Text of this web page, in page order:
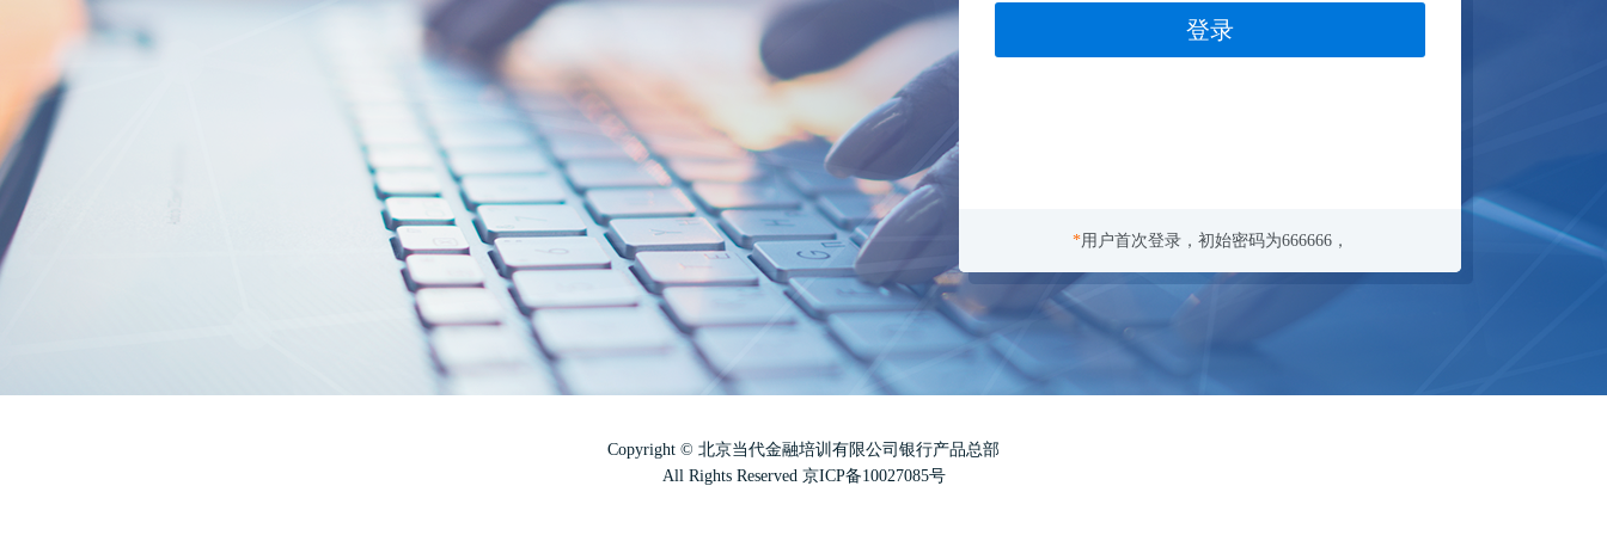
登录
*用户首次登录，初始密码为666666，
Copyright © 北京当代金融培训有限公司银行产品总部
All Rights Reserved 京ICP备10027085号